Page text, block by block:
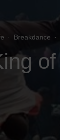
· Breakdance ·